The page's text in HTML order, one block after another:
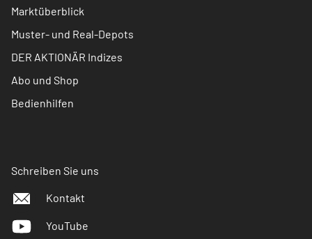
Marktüberblick
Muster- und Real-Depots
DER AKTIONÄR Indizes
Abo und Shop
Bedienhilfen
Schreiben Sie uns
Kontakt
YouTube